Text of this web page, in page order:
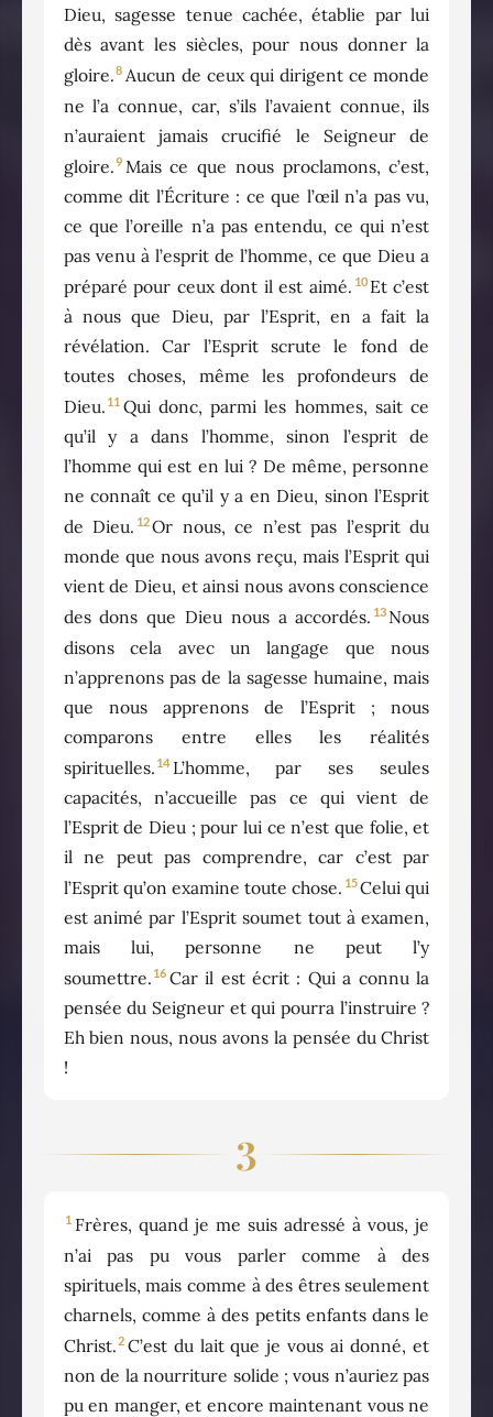
Dieu, sagesse tenue cachée, établie par lui
dès avant les siècles, pour nous donner la
gloire.8 Aucun de ceux qui dirigent ce monde
ne l’a connue, car, s’ils l’avaient connue, ils
n’auraient jamais crucifié le Seigneur de
gloire.9 Mais ce que nous proclamons, c’est,
comme dit l’Écriture : ce que l’œil n’a pas vu,
ce que l’oreille n’a pas entendu, ce qui n’est
pas venu à l’esprit de l’homme, ce que Dieu a
préparé pour ceux dont il est aimé. 10 Et c’est
à nous que Dieu, par l’Esprit, en a fait la
révélation. Car l’Esprit scrute le fond de
toutes choses, même les profondeurs de
Dieu. 11 Qui donc, parmi les hommes, sait ce
qu’il y a dans l’homme, sinon l’esprit de
l’homme qui est en lui ? De même, personne
ne connaît ce qu’il y a en Dieu, sinon l’Esprit
de Dieu. 12Or nous, ce n’est pas l’esprit du
monde que nous avons reçu, mais l’Esprit qui
vient de Dieu, et ainsi nous avons conscience
des dons que Dieu nous a accordés. 13 Nous
disons cela avec un langage que nous
n’apprenons pas de la sagesse humaine, mais
que nous apprenons de l’Esprit ; nous
comparons entre elles les réalités
spirituelles. 14 L’homme, par ses seules
capacités, n’accueille pas ce qui vient de
l’Esprit de Dieu ; pour lui ce n’est que folie, et
il ne peut pas comprendre, car c’est par
l’Esprit qu’on examine toute chose. 15Celui qui
est animé par l’Esprit soumet tout à examen,
mais lui, personne ne peut l’y
soumettre. 16 Car il est écrit : Qui a connu la
pensée du Seigneur et qui pourra l’instruire ?
Eh bien nous, nous avons la pensée du Christ
!
3
1 Frères, quand je me suis adressé à vous, je
n’ai pas pu vous parler comme à des
spirituels, mais comme à des êtres seulement
charnels, comme à des petits enfants dans le
Christ.2 C’est du lait que je vous ai donné, et
non de la nourriture solide ; vous n’auriez pas
pu en manger, et encore maintenant vous ne